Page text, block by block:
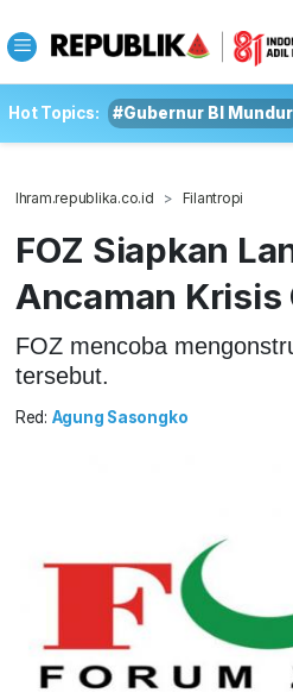
Hot Topics: #Gubernur BI Mundur
Ihram.republika.co.id Filantropi
FOZ Siapkan
Ancaman Krisis
FOZ mencoba
tersebut.
Red: Agung Sasongko